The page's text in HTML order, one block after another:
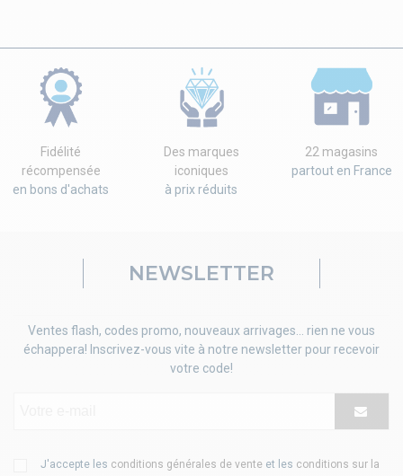
Fidélité
récompensée
en bons d'achats
Des marques
iconiques
à prix réduits
22 magasins
partout en France
NEWSLETTER
Ventes flash, codes promo, nouveaux arrivages... rien ne vous
échappera! Inscrivez-vous vite à notre newsletter pour recevoir
votre code!
J'accepte les conditions générales de vente et les conditions sur la